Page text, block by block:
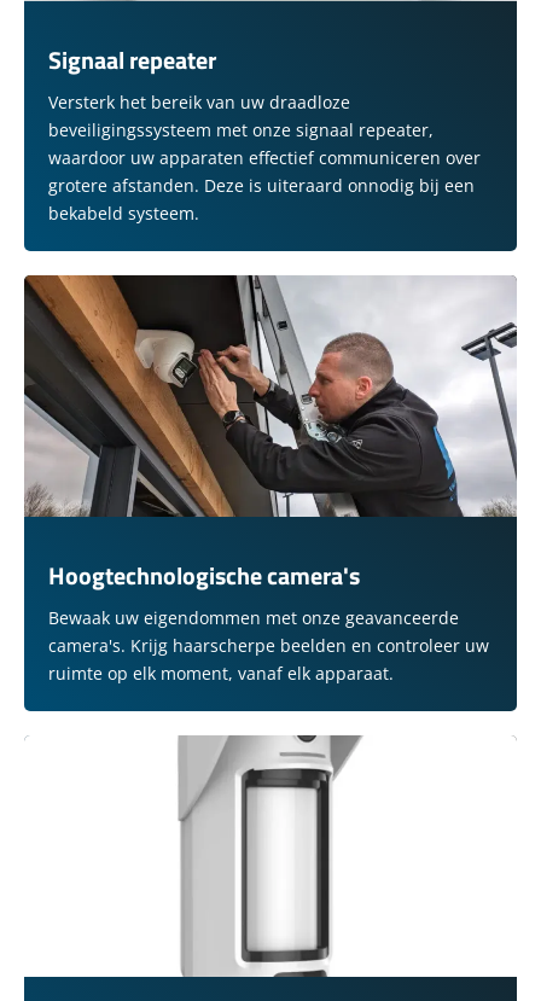
Signaal repeater
Versterk het bereik van uw draadloze
beveiligingssysteem met onze signaal repeater,
waardoor uw apparaten effectief communiceren over
grotere afstanden. Deze is uiteraard onnodig bij een
bekabeld systeem.
Hoogtechnologische camera's
Bewaak uw eigendommen met onze geavanceerde
camera's. Krijg haarscherpe beelden en controleer uw
ruimte op elk moment, vanaf elk apparaat.